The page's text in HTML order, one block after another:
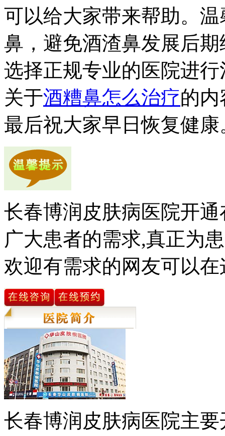
可以给大家带来帮助。
鼻，避免酒渣鼻发展后
选择正规专业的医院进
关于酒糟鼻怎么治疗的
最后祝大家早日恢复健康
长春博润皮肤病医院开
广大患者的需求,真正为
欢迎有需求的网友可以
长春博润皮肤病医院主